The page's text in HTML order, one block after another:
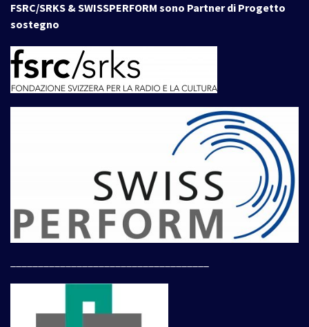
FSRC/SRKS & SWISSPERFORM sono Partner di Progetto
sostegno